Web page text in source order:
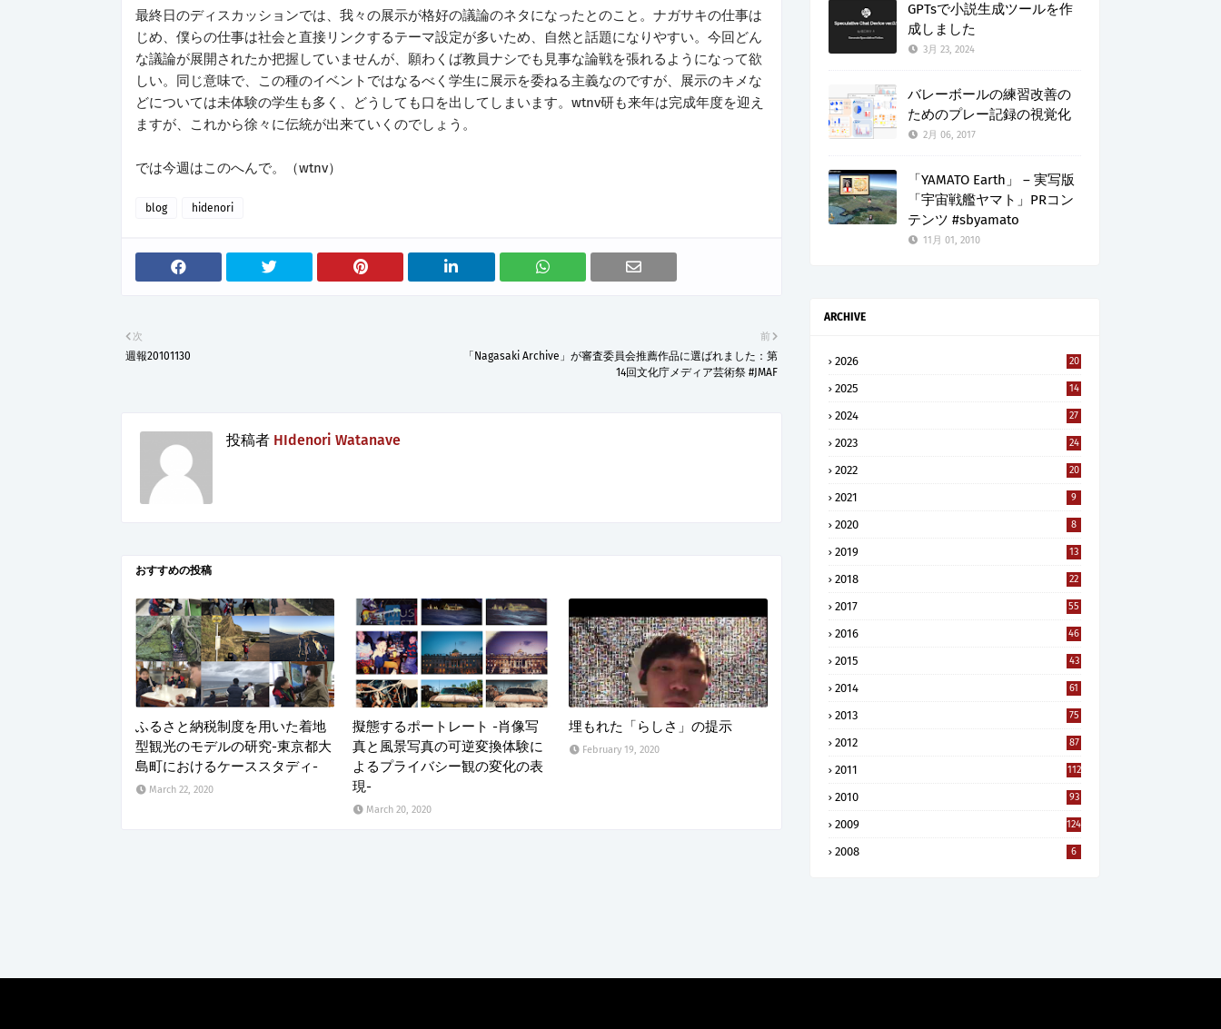
最終日のディスカッションでは、我々の展示が格好の議論のネタになったとのこと。ナガサキの仕事は
じめ、僕らの仕事は社会と直接リンクするテーマ設定が多いため、自然と話題になりやすい。今回どん
な議論が展開されたか把握していませんが、願わくば教員ナシでも見事な論戦を張れるようになって欲
しい。同じ意味で、この種のイベントではなるべく学生に展示を委ねる主義なのですが、展示のキメな
どについては未体験の学生も多く、どうしても口を出してしまいます。wtnv研も来年は完成年度を迎え
ますが、これから徐々に伝統が出来ていくのでしょう。
では今週はこのへんで。（wtnv）
blog hidenori
前
「Nagasaki Archive」が審査委員会推薦作品に選ばれました：第
14回文化庁メディア芸術祭 #JMAF
次
週報20101130
投稿者 HIdenori Watanave
おすすめの投稿
ふるさと納税制度を用いた着地
型観光のモデルの研究-東京都大
島町におけるケーススタディ-
March 22, 2020
擬態するポートレート -肖像写
真と風景写真の可逆変換体験に
よるプライバシー観の変化の表
現-
March 20, 2020
埋もれた「らしさ」の提示
February 19, 2020
GPTsで小説生成ツールを作
成しました
3月 23, 2024
バレーボールの練習改善の
ためのプレー記録の視覚化
2月 06, 2017
「YAMATO Earth」 – 実写版
「宇宙戦艦ヤマト」PRコン
テンツ #sbyamato
11月 01, 2010
ARCHIVE
2026 20
2025 14
2024 27
2023 24
2022 20
2021 9
2020 8
2019 13
2018 22
2017 55
2016 46
2015 43
2014 61
2013 75
2012 87
2011 112
2010 93
2009 124
2008 6